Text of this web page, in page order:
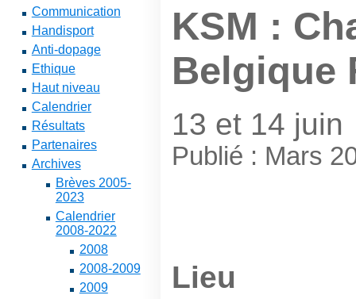
Communication
Handisport
Anti-dopage
Ethique
Haut niveau
Calendrier
Résultats
Partenaires
Archives
Brèves 2005-
2023
Calendrier
2008-2022
2008
2008-2009
2009
KSM :
Belgique
13 et 14 juin
Publié : Mars
Lieu